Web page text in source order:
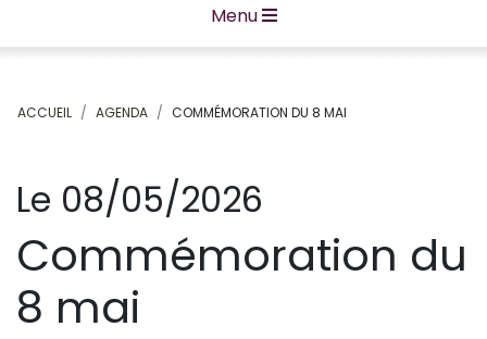
Menu
ACCUEIL AGENDA COMMÉMORATION DU 8 MAI
Le 08/05/2026
Commémoration du
8 mai